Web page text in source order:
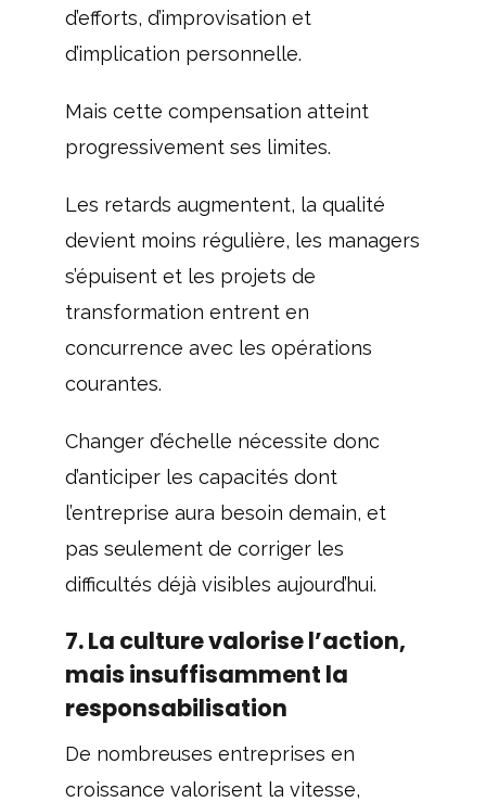
d’efforts, d’improvisation et
d’implication personnelle.
Mais cette compensation atteint
progressivement ses limites.
Les retards augmentent, la qualité
devient moins régulière, les managers
s’épuisent et les projets de
transformation entrent en
concurrence avec les opérations
courantes.
Changer d’échelle nécessite donc
d’anticiper les capacités dont
l’entreprise aura besoin demain, et
pas seulement de corriger les
difficultés déjà visibles aujourd’hui.
7. La culture valorise l’action,
mais insuffisamment la
responsabilisation
De nombreuses entreprises en
croissance valorisent la vitesse,